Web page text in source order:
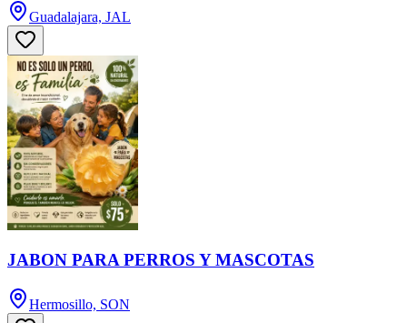
Guadalajara, JAL
JABON PARA PERROS Y MASCOTAS
Hermosillo, SON